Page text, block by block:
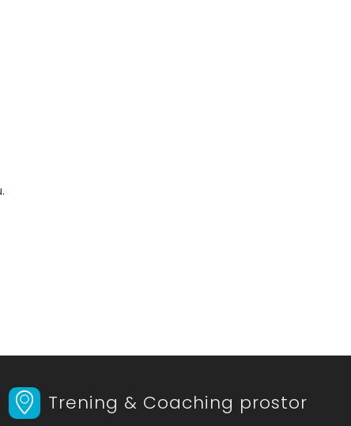
Trening & Coaching prostor